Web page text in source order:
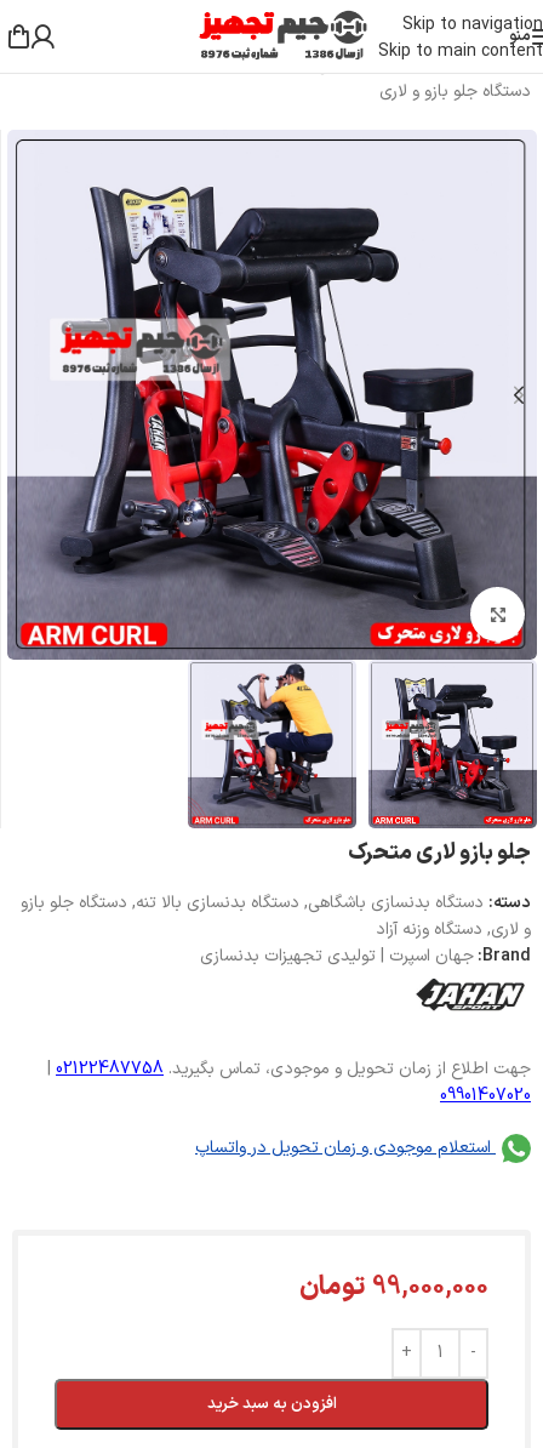
Skip to navigation
Skip to main content
منو
دستگاه بدنسازی باشگاهی/دستگاه بدنسازی بالا تنه
دستگاه جلو بازو و لاری
بزرگنمایی تصویر
جلو بازو لاری متحرک
دسته: دستگاه بدنسازی باشگاهی, دستگاه بدنسازی بالا تنه, دستگاه جلو بازو
و لاری, دستگاه وزنه آزاد
Brand: جهان اسپرت | تولیدی تجهیزات بدنسازی
جهت اطلاع از زمان تحویل و موجودی، تماس بگیرید. 02122487758
|
09901407020
استعلام موجودی و زمان تحویل در واتساپ
99,000,000 تومان
افزودن به سبد خرید